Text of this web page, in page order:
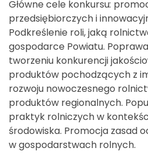
Główne cele konkursu:
przedsiębiorczych i
Podkreślenie roli, jaką
gospodarce Powiatu.
tworzeniu konkurencji
produktów pochodzących z
rozwoju nowoczesnego
produktów regionalnych.
praktyk rolniczych w
środowiska. Promocja zasad
w gospodarstwach rolnych.